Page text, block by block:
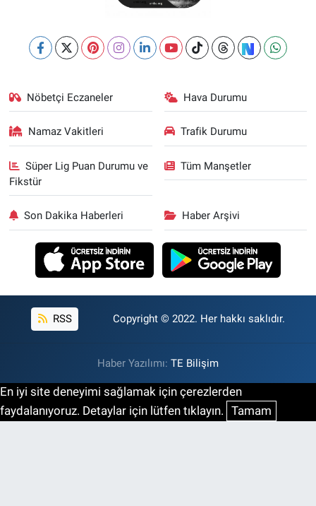
Nöbetçi Eczaneler Hava Durumu
Namaz Vakitleri Trafik Durumu
Süper Lig Puan Durumu ve
Fikstür
Tüm Manşetler
Son Dakika Haberleri Haber Arşivi
RSS Copyright © 2022. Her hakkı saklıdır.
Haber Yazılımı: TE Bilişim
En iyi site deneyimi sağlamak için çerezlerden
faydalanıyoruz. Detaylar için lütfen tıklayın. Tamam